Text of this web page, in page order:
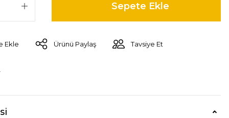
Sepete Ekle
Ürünü Paylaş Tavsiye Et